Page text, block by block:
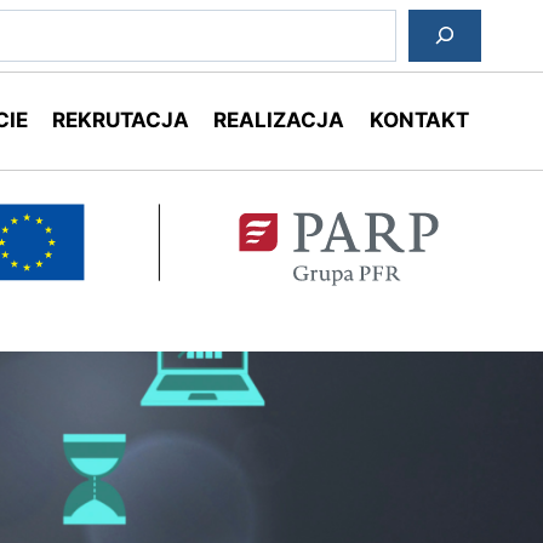
REKRUTACJA REALIZACJA KONTAKT